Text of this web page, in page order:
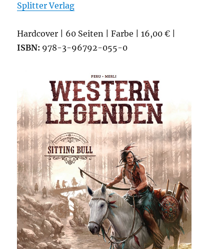
Splitter Verlag
Hardcover | 60 Seiten | Farbe | 16,00 € |
ISBN: 978-3-96792-055-0